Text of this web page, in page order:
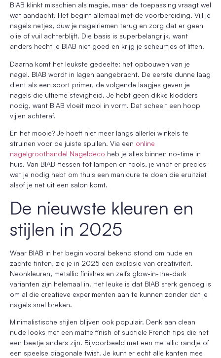
BIAB klinkt misschien als magie, maar de toepassing vraagt wel
wat aandacht. Het begint allemaal met de voorbereiding. Vijl je
nagels netjes, duw je nagelriemen terug en zorg dat er geen
olie of vuil achterblijft. Die basis is superbelangrijk, want
anders hecht je BIAB niet goed en krijg je scheurtjes of liften.
Daarna komt het leukste gedeelte: het opbouwen van je
nagel. BIAB wordt in lagen aangebracht. De eerste dunne laag
dient als een soort primer, de volgende laagjes geven je
nagels die ultieme stevigheid. Je hebt geen dikke klodders
nodig, want BIAB vloeit mooi in vorm. Dat scheelt een hoop
vijlen achteraf.
En het mooie? Je hoeft niet meer langs allerlei winkels te
struinen voor de juiste spullen. Via een online
nagelgroothandel Nageldeco heb je alles binnen no-time in
huis. Van BIAB-flessen tot lampen en tools, je vindt er precies
wat je nodig hebt om thuis een manicure te doen die eruitziet
alsof je net uit een salon komt.
De nieuwste kleuren en
stijlen in 2025
Waar BIAB in het begin vooral bekend stond om nude en
zachte tinten, zie je in 2025 een explosie van creativiteit.
Neonkleuren, metallic finishes en zelfs glow-in-the-dark
varianten zijn helemaal in. Het leuke is dat BIAB sterk genoeg is
om al die creatieve experimenten aan te kunnen zonder dat je
nagels snel breken.
Minimalistische stijlen blijven ook populair. Denk aan clean
nude looks met een matte finish of subtiele French tips die net
een beetje anders zijn. Bijvoorbeeld met een metallic randje of
een speelse diagonale twist. Je kunt er echt alle kanten mee